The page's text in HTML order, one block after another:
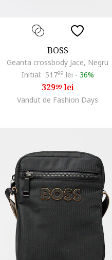
BOSS
Geanta crossbody Jace, Negru
Initial: 51799 lei - 36%
32999lei
Vandut de Fashion Days